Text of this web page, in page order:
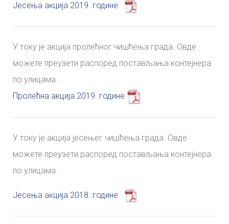
Јесења акција 2019. године
У току је акција пролећног чишћења града. Овде
можете преузети распоред постављања контејнера
по улицама.
Пролећна акција 2019. године
У току је акција јесењег чишћења града. Овде
можете преузети распоред постављања контејнера
по улицама.
Јесења акција 2018. године